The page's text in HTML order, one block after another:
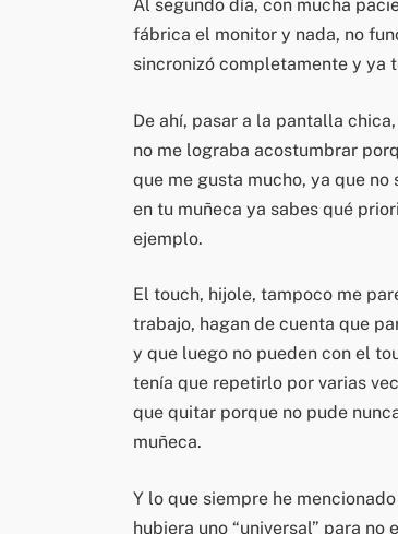
Al segundo día, con mucha
fábrica el monitor y nada, no
sincronizó completamente y ya
De ahí, pasar a la pantalla
no me lograba acostumbrar
que me gusta mucho, ya que
en tu muñeca ya sabes qué
ejemplo.
El touch, hijole, tampoco me
trabajo, hagan de cuenta que
y que luego no pueden con el
tenía que repetirlo por varias
que quitar porque no pude
muñeca.
Y lo que siempre he
hubiera uno “universal” para